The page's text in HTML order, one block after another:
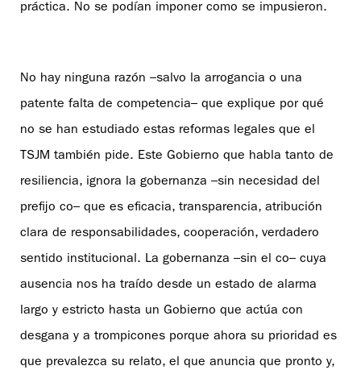
práctica. No se podían imponer como se impusieron.
No hay ninguna razón –salvo la arrogancia o una
patente falta de competencia– que explique por qué
no se han estudiado estas reformas legales que el
TSJM también pide. Este Gobierno que habla tanto de
resiliencia, ignora la gobernanza –sin necesidad del
prefijo co– que es eficacia, transparencia, atribución
clara de responsabilidades, cooperación, verdadero
sentido institucional. La gobernanza –sin el co– cuya
ausencia nos ha traído desde un estado de alarma
largo y estricto hasta un Gobierno que actúa con
desgana y a trompicones porque ahora su prioridad es
que prevalezca su relato, el que anuncia que pronto y,